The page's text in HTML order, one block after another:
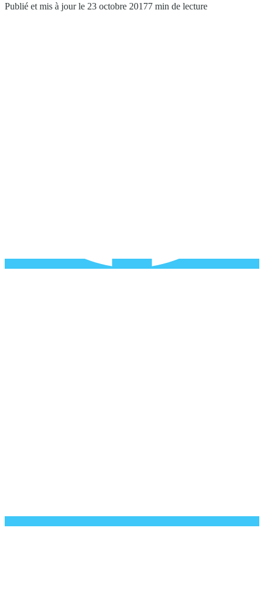
Publié et mis à jour le 23 octobre 20177 min de lecture